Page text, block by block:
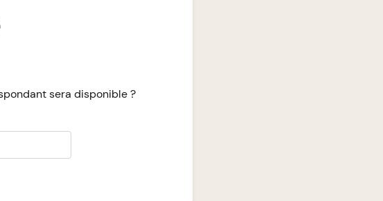
sera disponible ?